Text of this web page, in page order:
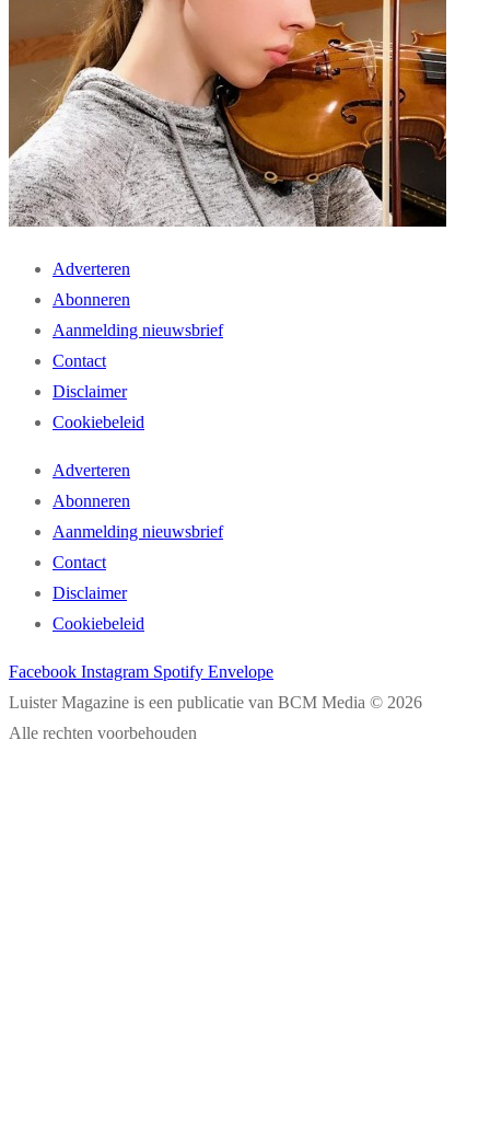
Adverteren
Abonneren
Aanmelding nieuwsbrief
Contact
Disclaimer
Cookiebeleid
Adverteren
Abonneren
Aanmelding nieuwsbrief
Contact
Disclaimer
Cookiebeleid
Facebook Instagram Spotify Envelope
Luister Magazine is een publicatie van BCM Media © 2026
Alle rechten voorbehouden